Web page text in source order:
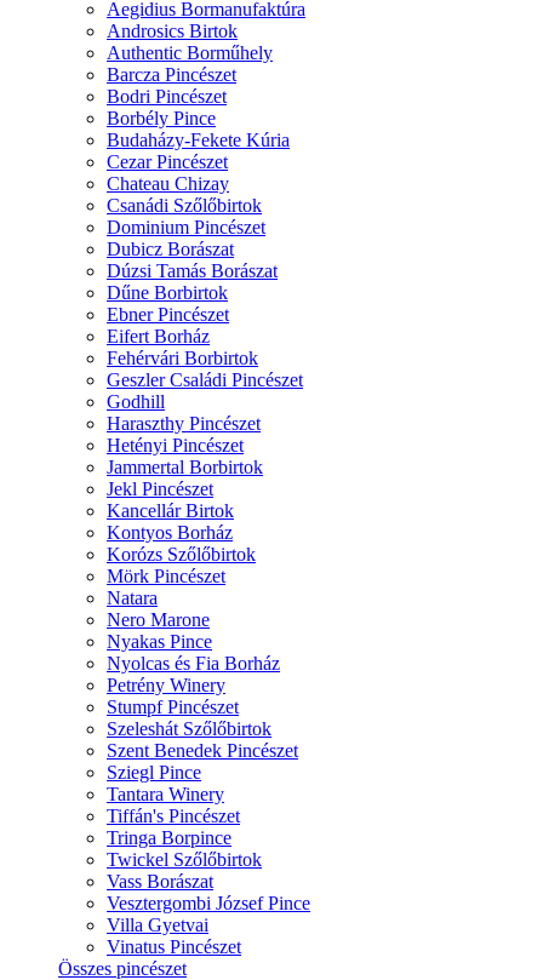
Aegidius Bormanufaktúra
Androsics Birtok
Authentic Borműhely
Barcza Pincészet
Bodri Pincészet
Borbély Pince
Budaházy-Fekete Kúria
Cezar Pincészet
Chateau Chizay
Csanádi Szőlőbirtok
Dominium Pincészet
Dubicz Borászat
Dúzsi Tamás Borászat
Dűne Borbirtok
Ebner Pincészet
Eifert Borház
Fehérvári Borbirtok
Geszler Családi Pincészet
Godhill
Haraszthy Pincészet
Hetényi Pincészet
Jammertal Borbirtok
Jekl Pincészet
Kancellár Birtok
Kontyos Borház
Korózs Szőlőbirtok
Mörk Pincészet
Natara
Nero Marone
Nyakas Pince
Nyolcas és Fia Borház
Petrény Winery
Stumpf Pincészet
Szeleshát Szőlőbirtok
Szent Benedek Pincészet
Sziegl Pince
Tantara Winery
Tiffán's Pincészet
Tringa Borpince
Twickel Szőlőbirtok
Vass Borászat
Vesztergombi József Pince
Villa Gyetvai
Vinatus Pincészet
Összes pincészet